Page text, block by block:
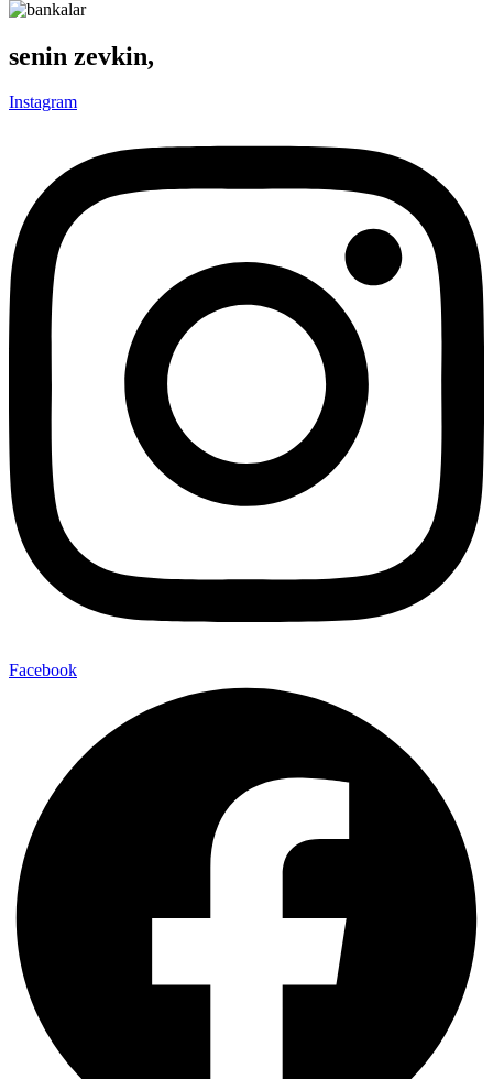
senin zevkin,
Instagram
Facebook